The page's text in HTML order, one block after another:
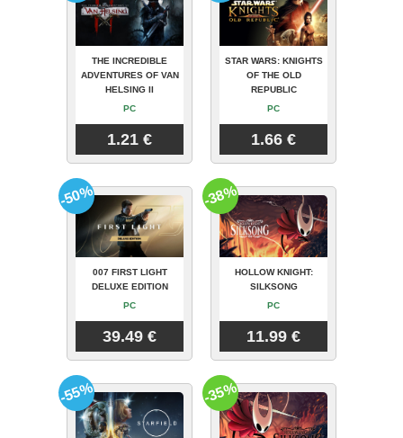
THE INCREDIBLE
ADVENTURES OF VAN
HELSING II
PC
1.21 €
STAR WARS: KNIGHTS
OF THE OLD
REPUBLIC
PC
1.66 €
007 FIRST LIGHT
DELUXE EDITION
PC
39.49 €
-50%
HOLLOW KNIGHT:
SILKSONG
PC
11.99 €
-38%
-55% -35%